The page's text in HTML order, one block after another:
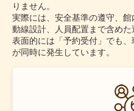
りません。
実際には、安全基準の遵守、館
動線設計、人員配置まで含めた
表面的には「予約受付」でも
が同時に発生しています。